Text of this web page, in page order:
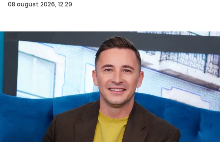
08 august 2026, 12:29
ac...